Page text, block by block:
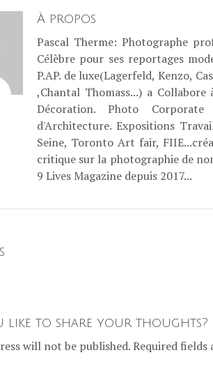
À propos
Pascal Therme: Photographe
Célèbre pour ses reportages
P.AP. de luxe(Lagerfeld, Kenzo,
,Chantal Thomass...) a
Décoration. Photo
d'Architecture. Expositions
Seine, Toronto Art fair,
critique sur la photographie de
9 Lives Magazine depuis 2017...
like to share your thoughts?
will not be published. Required fields